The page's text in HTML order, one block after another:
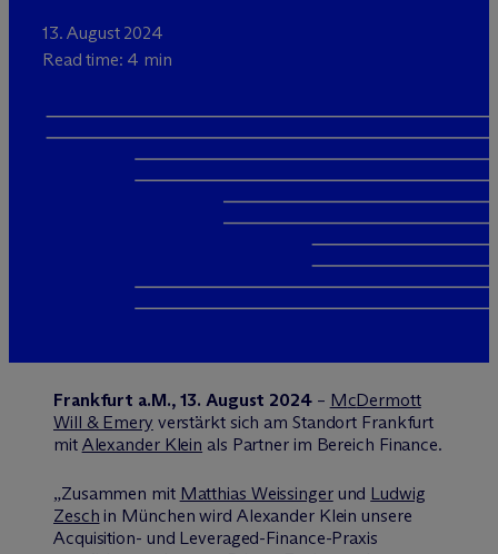
13. August 2024
Read time: 4 min
Frankfurt a.M., 13. August 2024– McDermott
Will & Emery verstärkt sich am Standort Frankfurt
mit Alexander Klein als Partner im Bereich Finance.
„Zusammen mit Matthias Weissingerund Ludwig
Zesch in München wird Alexander Klein unsere
Acquisition- und Leveraged-Finance-Praxis